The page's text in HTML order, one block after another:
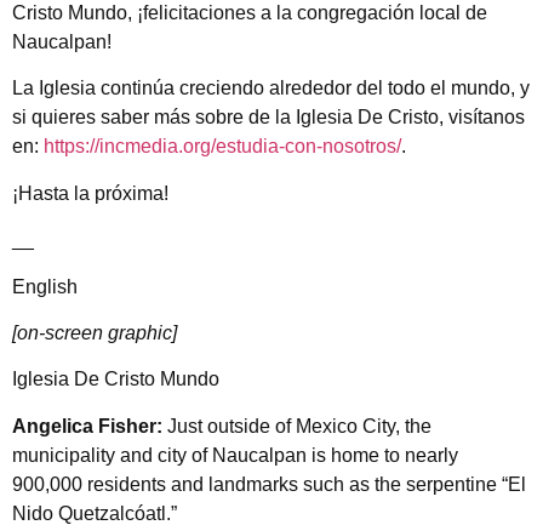
Cristo Mundo, ¡felicitaciones a la congregación local de
Naucalpan!
La Iglesia continúa creciendo alrededor del todo el mundo, y
si quieres saber más sobre de la Iglesia De Cristo, visítanos
en: https://incmedia.org/estudia-con-nosotros/.
¡Hasta la próxima!
English
[on-screen graphic]
Iglesia De Cristo Mundo
Angelica Fisher: Just outside of Mexico City, the
municipality and city of Naucalpan is home to nearly
900,000 residents and landmarks such as the serpentine “El
Nido Quetzalcóatl.”